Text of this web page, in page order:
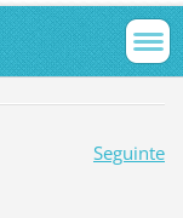
Seguinte